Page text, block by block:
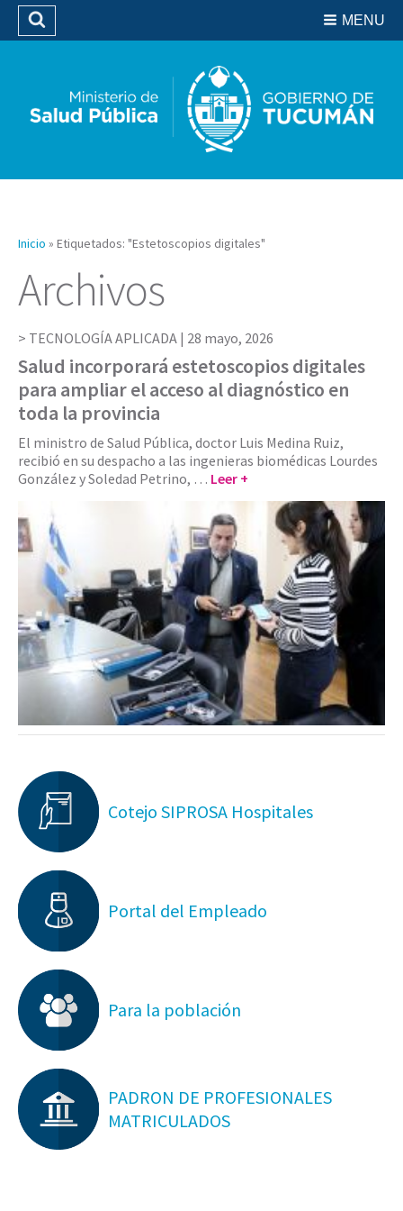
Biblioteca
MENU
Buscar
Inicio » Etiquetados: "Estetoscopios digitales"
Archivos
TECNOLOGÍA APLICADA | 28 mayo, 2026
Salud incorporará estetoscopios digitales
para ampliar el acceso al diagnóstico en
toda la provincia
El ministro de Salud Pública, doctor Luis Medina Ruiz,
recibió en su despacho a las ingenieras biomédicas Lourdes
González y Soledad Petrino, … Leer +
Cotejo SIPROSA Hospitales
Portal del Empleado
Para la población
PADRON DE PROFESIONALES
MATRICULADOS